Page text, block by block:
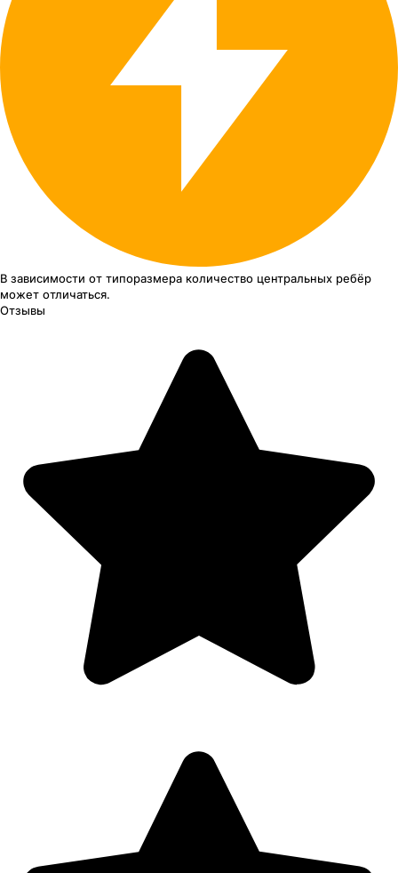
В зависимости от типоразмера количество центральных ребёр
может отличаться.
Отзывы